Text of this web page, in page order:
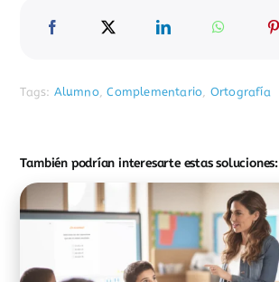
Tags: Alumno,Complementario, Ortografía
También podrían interesarte estas soluciones: